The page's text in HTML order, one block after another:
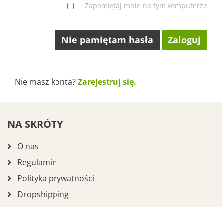
Zapamiętaj mnie na tym komputerze
Nie pamiętam hasła
Nie masz konta?Zarejestruj się.
NA SKRÓTY
O nas
Regulamin
Polityka prywatności
Dropshipping